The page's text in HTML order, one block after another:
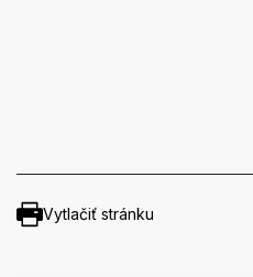
Vytlačiť stránku